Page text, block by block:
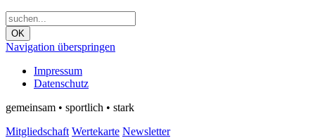
OK
Navigation überspringen
Impressum
Datenschutz
gemeinsam • sportlich • stark
Mitgliedschaft Wertekarte Newsletter